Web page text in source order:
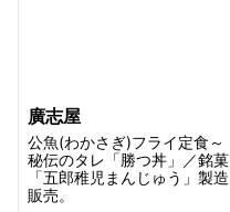
廣志屋
公魚(わかさぎ)フライ定食～
秘伝のタレ「勝つ丼」／銘菓
「五郎稚児まんじゅう」製造
販売。